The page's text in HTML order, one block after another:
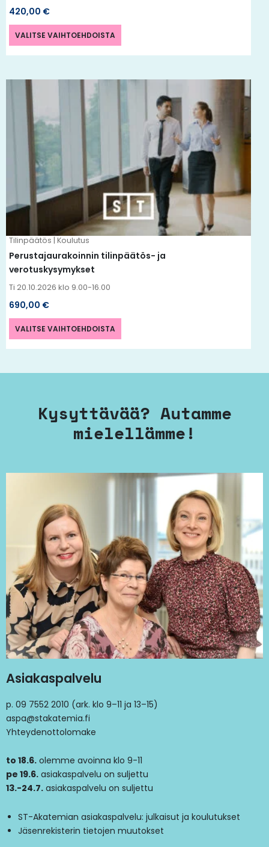
420,00 €
VALITSE VAIHTOEHDOISTA
Tilinpäätös | Koulutus
Perustajaurakoinnin tilinpäätös- ja
verotuskysymykset
Ti 20.10.2026 klo 9.00-16.00
690,00 €
VALITSE VAIHTOEHDOISTA
Tällä
tuotteella
on
useampi
muunnelma.
Voit
tehdä
valinnat
tuotteen
Kysyttävää? Autamme
mielellämme!
Asiakaspalvelu
p. 09 7552 2010 (ark. klo 9–11 ja 13–15)
aspa@stakatemia.fi
Yhteydenottolomake
to 18.6. olemme avoinna klo 9-11
pe 19.6. asiakaspalvelu on suljettu
13.-24.7. asiakaspalvelu on suljettu
ST-Akatemian asiakaspalvelu: julkaisut ja koulutukset
Jäsenrekisterin tietojen muutokset